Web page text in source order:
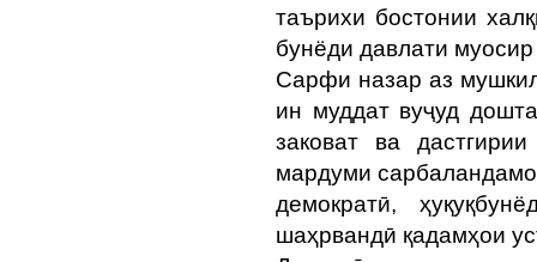
таърихи бостонии
бунёди давлати
Сарфи назар аз
ин муддат вуҷуд
заковат ва
мардуми
демократӣ,
шаҳрвандӣ қадамҳои